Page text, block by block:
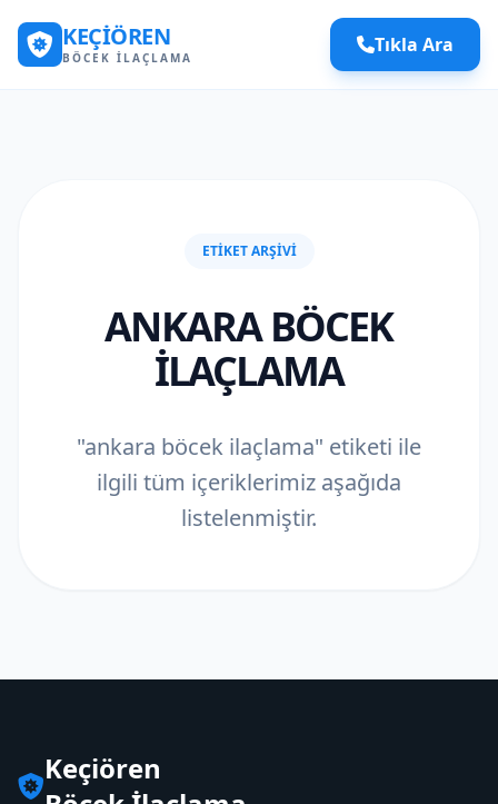
KEÇIÖREN
BÖCEK İLAÇLAMA
Tıkla Ara
ETIKET ARŞIVI
ANKARA BÖCEK
ILAÇLAMA
"ankara böcek ilaçlama" etiketi ile
ilgili tüm içeriklerimiz aşağıda
listelenmiştir.
Keçiören